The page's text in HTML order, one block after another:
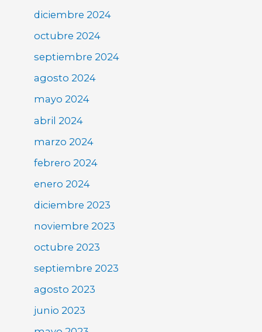
diciembre 2024
octubre 2024
septiembre 2024
agosto 2024
mayo 2024
abril 2024
marzo 2024
febrero 2024
enero 2024
diciembre 2023
noviembre 2023
octubre 2023
septiembre 2023
agosto 2023
junio 2023